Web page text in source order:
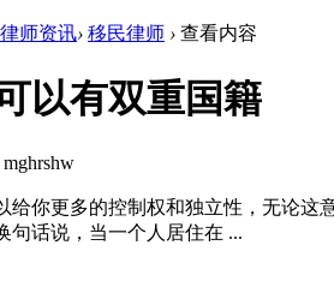
律师资讯› 移民律师 › 查看内容
以有双重国籍
给你更多的控制权和独立性，无论
句话说，当一个人居住在 ...